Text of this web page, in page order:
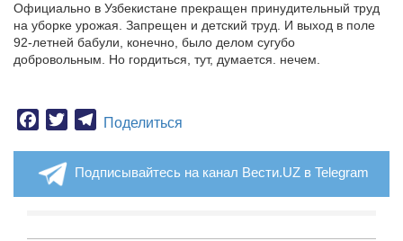
Официально в Узбекистане прекращен принудительный труд
на уборке урожая. Запрещен и детский труд. И выход в поле
92-летней бабули, конечно, было делом сугубо
добровольным. Но гордиться, тут, думается. нечем.
Facebook
TwitterTelegram
Поделиться
Подписывайтесь на канал Вести.UZ в Telegram